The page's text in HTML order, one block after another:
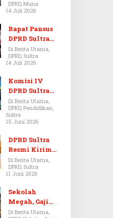
Dugaan Jual
Beli Tanah
Bermasalah di
Muna
DPRD, Muna
14 Juli 2026
Rapat Pansus
DPRD Sultra
Diskors Dua
Kali Akibat
Ketidakhadira
n Pj Sekda
Di Berita Utama,
DPRD, Sultra
14 Juli 2026
Komisi IV
DPRD Sultra
Kawal Hak
Guru,
Rencanakan
Pendidikan
Di Berita Utama,
DPRD, Pendidikan,
Sultra
15 Juni 2026
DPRD Sultra
Resmi Kirim
Aspirasi Tolak
Peraturan
BPOM No. 5
Tahun 2026 ke
Komisi IX DPR
Di Berita Utama,
DPRD, Sultra
11 Juni 2026
Sekolah
Megah, Gaji
Guru Berdarah-
Di Berita Utama,